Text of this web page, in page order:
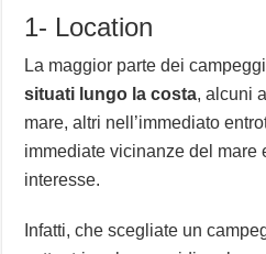
1- Location
La maggior parte dei
situati lungo la costa, alcuni
mare, altri nell’immediato
immediate vicinanze del mare
interesse.
Infatti, che scegliate un